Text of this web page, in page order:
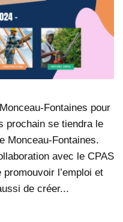
Fontaines pour
prochain se tiendra le
Monceau-Fontaines.
avec le CPAS
l’emploi et
de créer...